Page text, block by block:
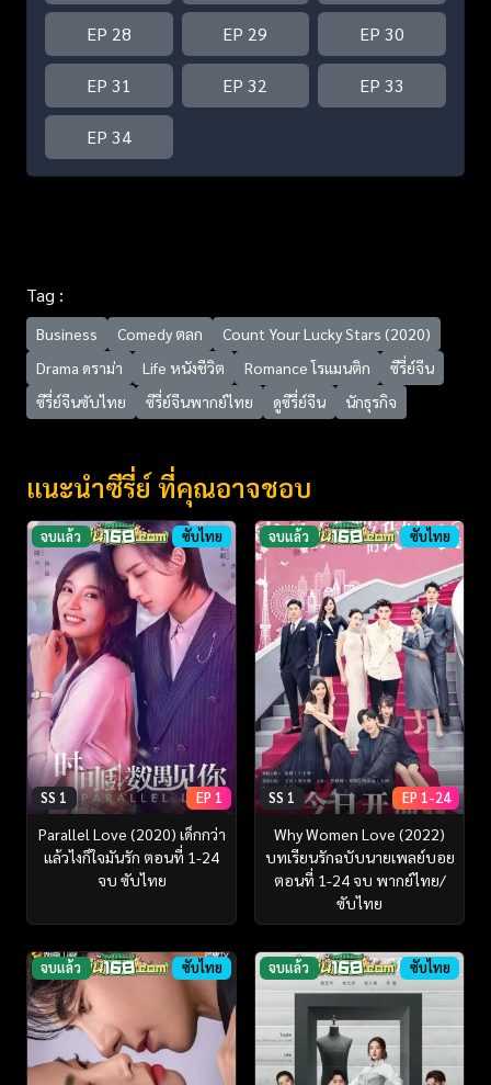
EP 28 EP 29 EP 30
EP 31 EP 32 EP 33
EP 34
Tag :
Business Comedy ตลก
Count Your Lucky Stars (2020)
Drama ดราม่า
Life หนังชีวิต Romance โรแมนติก
ซีรี่ย์จีน
ซีรี่ย์จีนซับไทย
ซีรี่ย์จีนพากย์ไทย ดูซีรี่ย์จีน นักธุรกิจ
แนะนำซีรี่ย์ ที่คุณอาจชอบ
จบแล้ว ซับไทย
SS 1 EP 1
Parallel Love (2020) เด็กกว่า
แล้วไงก็ใจมันรัก ตอนที่ 1-24
จบ ซับไทย
จบแล้ว ซับไทย
SS 1 EP 1-24
Why Women Love (2022)
บทเรียนรักฉบับนายเพลย์บอย
ตอนที่ 1-24 จบ พากย์ไทย/
ซับไทย
จบแล้ว ซับไทย จบแล้ว ซับไทย